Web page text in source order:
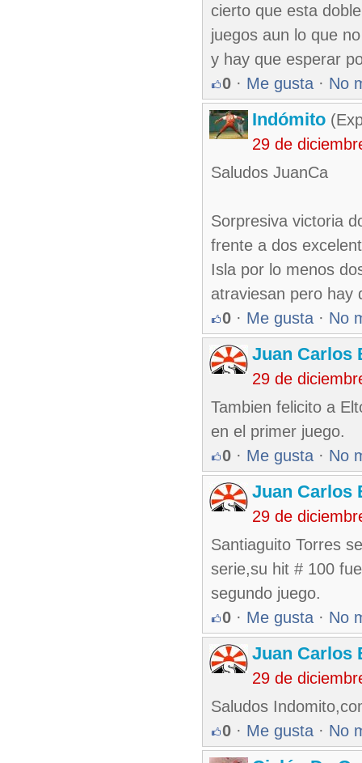
cierto que esta
juegos aun lo que
y hay que esperar
0 · Me gusta · No
Indómito
29 de
Saludos JuanCa
Sorpresiva victoria
frente a dos
Isla por lo menos
atraviesan pero hay
0 · Me gusta · No
Juan Carlos
29 de
Tambien felicito a
en el primer juego.
0 · Me gusta · No
Juan Carlos
29 de
Santiaguito Torres
serie,su hit # 100
segundo juego.
0 · Me gusta · No
Juan Carlos
29 de
Saludos
0 · Me gusta · No